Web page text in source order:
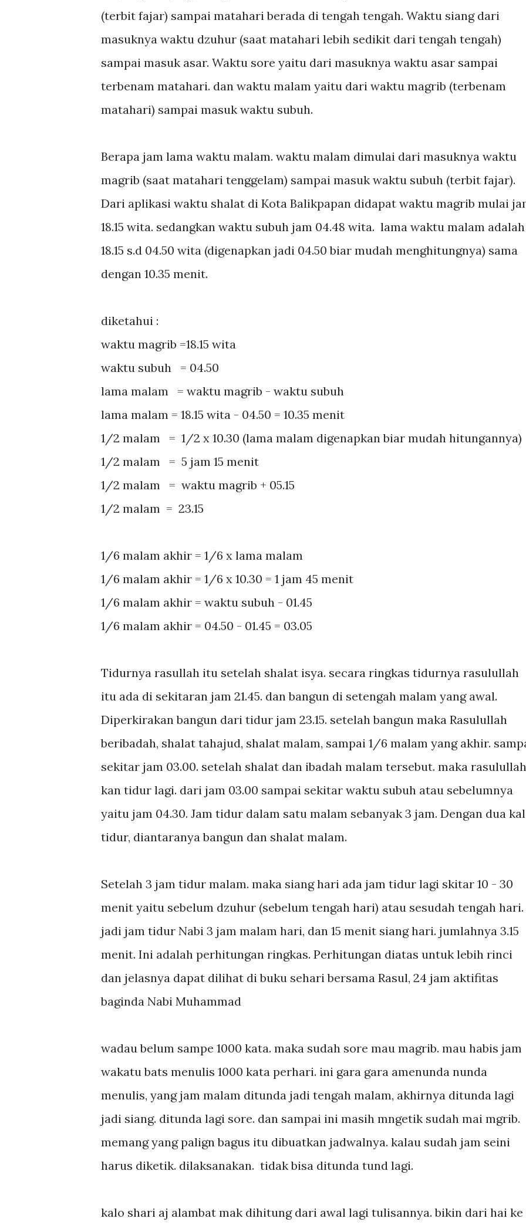
(terbit fajar) sampai matahari berada di tengah tengah. Waktu siang dari
masuknya waktu dzuhur (saat matahari lebih sedikit dari tengah tengah)
sampai masuk asar. Waktu sore yaitu dari masuknya waktu asar sampai
terbenam matahari. dan waktu malam yaitu dari waktu magrib (terbenam
matahari) sampai masuk waktu subuh.
Berapa jam lama waktu malam. waktu malam dimulai dari masuknya waktu
magrib (saat matahari tenggelam) sampai masuk waktu subuh (terbit fajar).
Dari aplikasi waktu shalat di Kota Balikpapan didapat waktu magrib mulai
18.15 wita. sedangkan waktu subuh jam 04.48 wita. lama waktu malam adalah
18.15 s.d 04.50 wita (digenapkan jadi 04.50 biar mudah menghitungnya) sama
dengan 10.35 menit.
diketahui :
waktu magrib =18.15 wita
waktu subuh = 04.50
lama malam = waktu magrib - waktu subuh
lama malam = 18.15 wita - 04.50 = 10.35 menit
1/2 malam = 1/2 x 10.30 (lama malam digenapkan biar mudah hitungannya)
1/2 malam = 5 jam 15 menit
1/2 malam = waktu magrib + 05.15
1/2 malam = 23.15
1/6 malam akhir = 1/6 x lama malam
1/6 malam akhir = 1/6 x 10.30 = 1 jam 45 menit
1/6 malam akhir = waktu subuh - 01.45
1/6 malam akhir = 04.50 - 01.45 = 03.05
Tidurnya rasullah itu setelah shalat isya. secara ringkas tidurnya rasulullah
itu ada di sekitaran jam 21.45. dan bangun di setengah malam yang awal.
Diperkirakan bangun dari tidur jam 23.15. setelah bangun maka Rasulullah
beribadah, shalat tahajud, shalat malam, sampai 1/6 malam yang akhir.
sekitar jam 03.00. setelah shalat dan ibadah malam tersebut. maka rasulullah
kan tidur lagi. dari jam 03.00 sampai sekitar waktu subuh atau sebelumnya
yaitu jam 04.30. Jam tidur dalam satu malam sebanyak 3 jam. Dengan dua
tidur, diantaranya bangun dan shalat malam.
Setelah 3 jam tidur malam. maka siang hari ada jam tidur lagi skitar 10 - 30
menit yaitu sebelum dzuhur (sebelum tengah hari) atau sesudah tengah hari.
jadi jam tidur Nabi 3 jam malam hari, dan 15 menit siang hari. jumlahnya 3.15
menit. Ini adalah perhitungan ringkas. Perhitungan diatas untuk lebih rinci
dan jelasnya dapat dilihat di buku sehari bersama Rasul, 24 jam aktifitas
baginda Nabi Muhammad
wadau belum sampe 1000 kata. maka sudah sore mau magrib. mau habis jam
wakatu bats menulis 1000 kata perhari. ini gara gara amenunda nunda
menulis, yang jam malam ditunda jadi tengah malam, akhirnya ditunda lagi
jadi siang. ditunda lagi sore. dan sampai ini masih mngetik sudah mai mgrib.
memang yang palign bagus itu dibuatkan jadwalnya. kalau sudah jam seini
harus diketik. dilaksanakan. tidak bisa ditunda tund lagi.
kalo shari aj alambat mak dihitung dari awal lagi tulisannya. bikin dari hai ke